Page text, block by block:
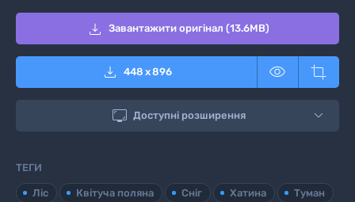
 Завантажити оригінал (13.6MB)
 448 x896  
 Доступні розширення
ТЕГИ
Ліс Квітуча поляна Сніг Хатина
Туман